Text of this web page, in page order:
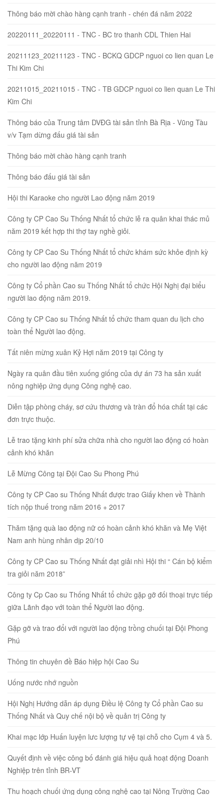
Thông báo mời chào hàng cạnh tranh - chén đá năm 2022
20220111_20220111 - TNC - BC tro thanh CDL Thien Hai
20211123_20211123 - TNC - BCKQ GDCP nguoi co lien quan Le
Thi Kim Chi
20211015_20211015 - TNC - TB GDCP nguoi co lien quan Le Thi
Kim Chi
Thông báo của Trung tâm DVĐG tài sản tỉnh Bà Rịa - Vũng Tàu
v/v Tạm dừng đấu giá tài sản
Thông báo mời chào hàng cạnh tranh
Thông báo đấu giá tài sản
Hội thi Karaoke cho người Lao động năm 2019
Công ty CP Cao Su Thống Nhất tổ chức lễ ra quân khai thác mủ
năm 2019 kết hợp thi thợ tay nghề giỏi.
Công ty CP Cao Su Thống Nhất tổ chức khám sức khỏe định kỳ
cho người lao động năm 2019
Công ty Cổ phần Cao su Thống Nhất tổ chức Hội Nghị đại biểu
người lao động năm 2019.
Công ty CP Cao su Thống Nhất tổ chức tham quan du lịch cho
toàn thể Người lao động.
Tất niên mừng xuân Kỷ Hợi năm 2019 tại Công ty
Ngày ra quân đầu tiên xuống giống của dự án 73 ha sản xuất
nông nghiệp ứng dụng Công nghệ cao.
Diễn tập phòng cháy, sơ cứu thương và tràn đổ hóa chất tại các
đơn trực thuộc.
Lễ trao tặng kinh phí sửa chữa nhà cho người lao động có hoàn
cảnh khó khăn
Lễ Mừng Công tại Đội Cao Su Phong Phú
Công ty CP Cao su Thống Nhất được trao Giấy khen về Thành
tích nộp thuế trong năm 2016 + 2017
Thăm tặng quà lao động nữ có hoàn cảnh khó khăn và Mẹ Việt
Nam anh hùng nhân dịp 20/10
Công ty CP Cao su Thống Nhất đạt giải nhì Hội thi “ Cán bộ kiểm
tra giỏi năm 2018”
Công ty Cp Cao su Thống Nhất tổ chức gặp gỡ đối thoại trực tiếp
giữa Lãnh đạo với toàn thể Người lao động.
Gặp gỡ và trao đổi với người lao động trồng chuối tại Đội Phong
Phú
Thông tin chuyên đề Báo hiệp hội Cao Su
Uống nước nhớ nguồn
Hội Nghị Hướng dẫn áp dụng Điều lệ Công ty Cổ phần Cao su
Thống Nhất và Quy chế nội bộ về quản trị Công ty
Khai mạc lớp Huấn luyện lưc lượng tự vệ tại chỗ cho Cụm 4 và 5.
Quyết định về việc công bố đánh giá hiệu quả hoạt động Doanh
Nghiệp trên tỉnh BR-VT
Thu hoạch chuối ứng dụng công nghệ cao tại Nông Trường Cao